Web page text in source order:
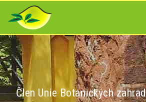
Člen Unie Botanických